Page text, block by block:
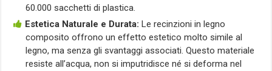
60.000 sacchetti di plastica.
Estetica Naturale e Durata: Le recinzioni in legno
composito offrono un effetto estetico molto simile al
legno, ma senza gli svantaggi associati. Questo materiale
resiste all’acqua, non si imputridisce né si deforma nel